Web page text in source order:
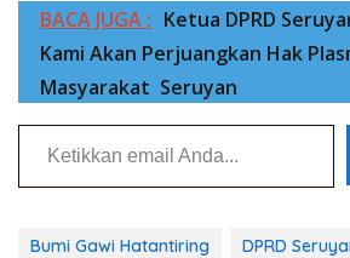
BACA JUGA : Ketua DPRD
Kami Akan Perjuangkan Hak
Masyarakat Seruyan
Ketikkan email Anda...
Bumi Gawi Hatantiring DPRD